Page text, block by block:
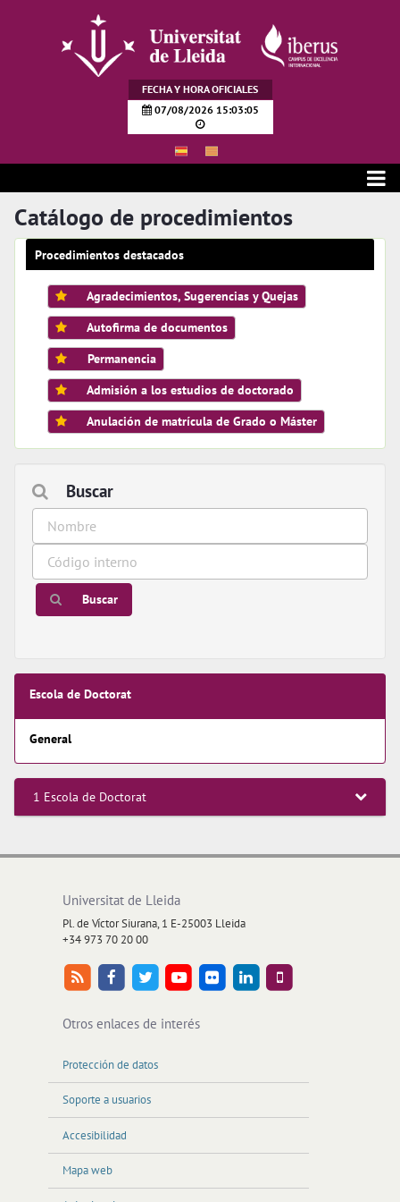
Saltar al contenido principal
FECHA Y HORA OFICIALES
07/08/2026 15:03:05
Catálogo de procedimientos
Procedimientos destacados
Agradecimientos, Sugerencias y Quejas
Autofirma de documentos
Permanencia
Admisión a los estudios de doctorado
Anulación de matrícula de Grado o Máster
Buscar
Buscar
Escola de Doctorat
General
1 Escola de Doctorat
Universitat de Lleida
Pl. de Víctor Siurana, 1 E-25003 Lleida
+34 973 70 20 00
Otros enlaces de interés
Protección de datos
Soporte a usuarios
Accesibilidad
Mapa web